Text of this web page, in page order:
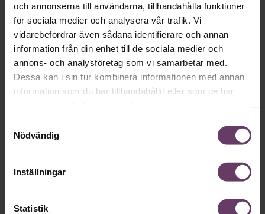
och annonserna till användarna, tillhandahålla funktioner
för sociala medier och analysera vår trafik. Vi
vidarebefordrar även sådana identifierare och annan
information från din enhet till de sociala medier och
annons- och analysföretag som vi samarbetar med.
Dessa kan i sin tur kombinera informationen med annan
information som du har tillhandahållit eller som de har
Nödvändig
Inställningar
Statistik
Utbildning Karriär
Executive Master of Leadership &
Management
Utbildning med övernattning,134 000 kr
Utveckla ditt ledarskap, och bidra till verksamhetens
utveckling på ett mer värdeskapande sätt.Boka nu